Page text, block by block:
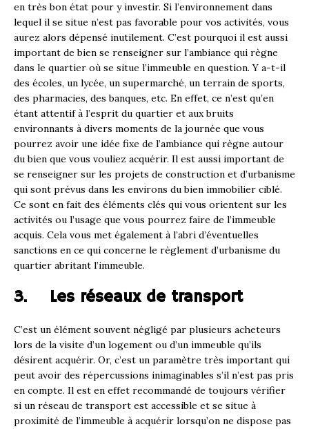
en très bon état pour y investir. Si l’environnement dans
lequel il se situe n’est pas favorable pour vos activités, vous
aurez alors dépensé inutilement. C’est pourquoi il est aussi
important de bien se renseigner sur l’ambiance qui règne
dans le quartier où se situe l’immeuble en question. Y a-t-il
des écoles, un lycée, un supermarché, un terrain de sports,
des pharmacies, des banques, etc. En effet, ce n’est qu’en
étant attentif à l’esprit du quartier et aux bruits
environnants à divers moments de la journée que vous
pourrez avoir une idée fixe de l’ambiance qui règne autour
du bien que vous vouliez acquérir. Il est aussi important de
se renseigner sur les projets de construction et d’urbanisme
qui sont prévus dans les environs du bien immobilier ciblé.
Ce sont en fait des éléments clés qui vous orientent sur les
activités ou l’usage que vous pourrez faire de l’immeuble
acquis. Cela vous met également à l’abri d’éventuelles
sanctions en ce qui concerne le règlement d’urbanisme du
quartier abritant l’immeuble.
3. Les réseaux de transport
C’est un élément souvent négligé par plusieurs acheteurs
lors de la visite d’un logement ou d’un immeuble qu’ils
désirent acquérir. Or, c’est un paramètre très important qui
peut avoir des répercussions inimaginables s’il n’est pas pris
en compte. Il est en effet recommandé de toujours vérifier
si un réseau de transport est accessible et se situe à
proximité de l’immeuble à acquérir lorsqu’on ne dispose pas